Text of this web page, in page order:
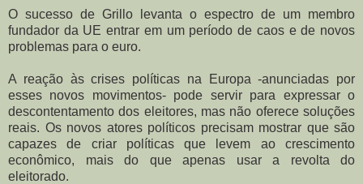
O sucesso de Grillo levanta o espectro de um membro
fundador da UE entrar em um período de caos e de novos
problemas para o euro.
A reação às crises políticas na Europa -anunciadas por
esses novos movimentos- pode servir para expressar o
descontentamento dos eleitores, mas não oferece soluções
reais. Os novos atores políticos precisam mostrar que são
capazes de criar políticas que levem ao crescimento
econômico, mais do que apenas usar a revolta do
eleitorado.